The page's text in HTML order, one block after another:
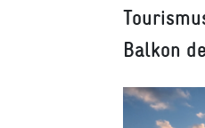
Balkon